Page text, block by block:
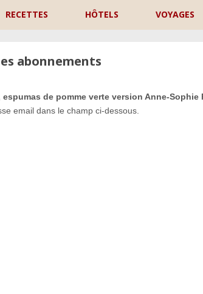
RECETTES HÔTELS VOYAGES
abonnements
de pomme verte version Anne-Sophie
email dans le champ ci-dessous.